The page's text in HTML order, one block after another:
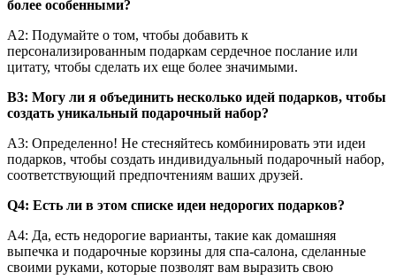
более особенными?
A2: Подумайте о том, чтобы добавить к
персонализированным подаркам сердечное послание или
цитату, чтобы сделать их еще более значимыми.
В3: Могу ли я объединить несколько идей подарков, чтобы
создать уникальный подарочный набор?
А3: Определенно! Не стесняйтесь комбинировать эти идеи
подарков, чтобы создать индивидуальный подарочный набор,
соответствующий предпочтениям ваших друзей.
Q4: Есть ли в этом списке идеи недорогих подарков?
A4: Да, есть недорогие варианты, такие как домашняя
выпечка и подарочные корзины для спа-салона, сделанные
своими руками, которые позволят вам выразить свою